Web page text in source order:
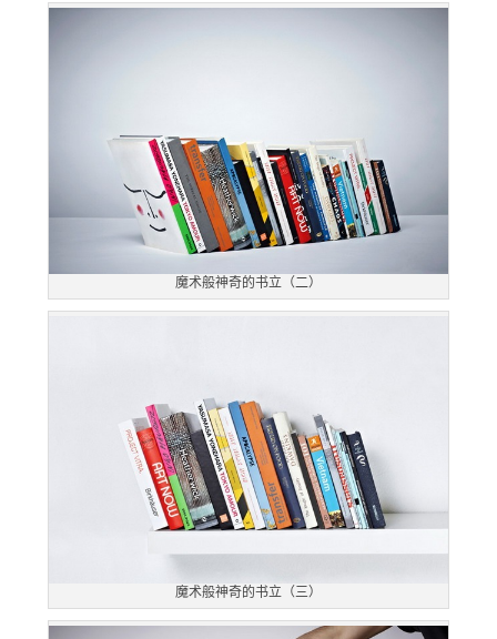
魔术般神奇的书立（二）
魔术般神奇的书立（三）